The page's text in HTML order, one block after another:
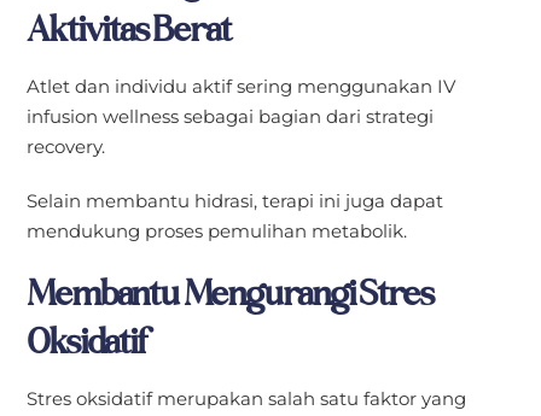
Aktivitas Berat
Atlet dan individu aktif sering menggunakan IV
infusion wellness sebagai bagian dari strategi
recovery.
Selain membantu hidrasi, terapi ini juga dapat
mendukung proses pemulihan metabolik.
Membantu Mengurangi Stres
Oksidatif
Stres oksidatif merupakan salah satu faktor yang